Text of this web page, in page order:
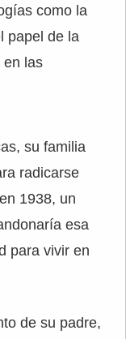
como la
papel de la
en las
su familia
radicarse
1938, un
esa
para vivir en
de su padre,